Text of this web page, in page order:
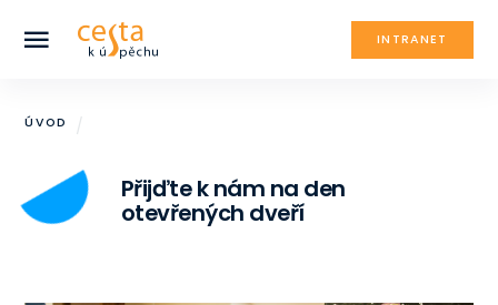
INTRANET
ÚVOD
Přijďte k nám na den
otevřených dveří